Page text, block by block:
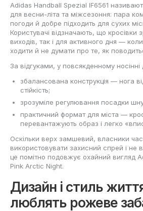
Adidas Handball Spezial IF6561
для весни-літа та міжсезоння: пара
погоди й добре підходить для сухих
Користувачі відзначають, що кросівки
виходів, так і для активного дня —
ходити й не думати про те, як
За відгуками, у повсякденному
збалансована конструкція — нога
стійкість;
зрозуміле регулювання посадки
практичний формат для міста —
перевантажують образ і легко
Оскільки верх замшевий, власники
використовувати захисний спрей і не
це помітно подовжує охайний вигляд
Pink Arctic Night.
Дизайн і стиль
люблять рожеве